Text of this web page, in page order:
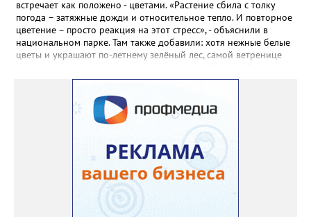
яму гравий и песок – требуется хороший дренаж. В первый год
Екатерина рекомендует цветы убирать, чтобы силы куста
пошли на наращивание корневой системы. А со второго года
пусть лаванда цветёт во всю силу! Фото: Екатерина Бойко,
специально для «Златоуст.инфо». Обсуждение новости здесь
встречает как положено - цветами. «Растение сбила с толку
погода – затяжные дожди и относительное тепло. И повторное
цветение – просто реакция на этот стресс», - объяснили в
национальном парке. Там также добавили: хотя нежные белые
цветы и украшают по-летнему зелёный лес, самой ветренице
силы перед долгой зимовкой.